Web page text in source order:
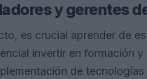
y gerentes
es crucial aprender de
invertir en formación y
de